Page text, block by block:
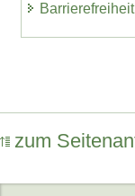
Barrierefreiheit
zum